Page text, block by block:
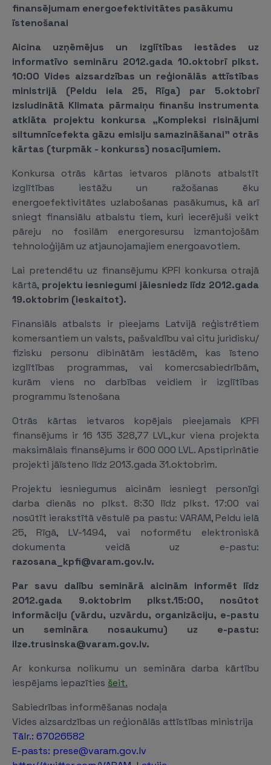
finansējumam energoefektivitātes pasākumu
īstenošanai
Aicina uzņēmējus un izglītības iestādes uz
informatīvo semināru 2012.gada 10.oktobrī plkst.
10:00 Vides aizsardzības un reģionālās attīstības
ministrijā (Peldu iela 25, Rīga) par 5.oktobrī
izsludinātā Klimata pārmaiņu finanšu instrumenta
atklāta projektu konkursa „Kompleksi risinājumi
siltumnīcefekta gāzu emisiju samazināšanai” otrās
kārtas (turpmāk - konkurss) nosacījumiem.
Konkursa otrās kārtas ietvaros plānots atbalstīt
izglītības iestāžu un ražošanas ēku
energoefektivitātes uzlabošanas pasākumus, kā arī
sniegt finansiālu atbalstu tiem, kuri iecerējuši veikt
pāreju no fosilām energoresursu izmantojošām
tehnoloģijām uz atjaunojamajiem energoavotiem.
Lai pretendētu uz finansējumu KPFI konkursa otrajā
kārtā, projektu iesniegumi jāiesniedz līdz 2012.gada
19.oktobrim (ieskaitot).
Finansiāls atbalsts ir pieejams Latvijā reģistrētiem
komersantiem un valsts, pašvaldību vai citu juridisku/
fizisku personu dibinātām iestādēm, kas īsteno
izglītības programmas, vai komercsabiedrībām,
kurām viens no darbības veidiem ir izglītības
programmu īstenošana
Otrās kārtas ietvaros kopējais pieejamais KPFI
finansējums ir 16 135 328,77 LVL,kur viena projekta
maksimālais finansējums ir 600 000 LVL. Apstiprinātie
projekti jāīsteno līdz 2013.gada 31.oktobrim.
Projektu iesniegumus aicinām iesniegt personīgi
darba dienās no plkst. 8:30 līdz plkst. 17:00 vai
nosūtīt ierakstītā vēstulē pa pastu: VARAM, Peldu ielā
25, Rīgā, LV-1494, vai noformētu elektroniskā
dokumenta veidā uz e-pastu:
razosana_kpfi@varam.gov.lv.
Par savu dalību seminārā aicinām informēt līdz
2012.gada 9.oktobrim plkst.15:00, nosūtot
informāciju (vārdu, uzvārdu, organizāciju, e-pastu
un semināra nosaukumu) uz e-pastu:
ilze.trusinska@varam.gov.lv.
Ar konkursa nolikumu un semināra darba kārtību
iespējams iepazīties šeit.
Sabiedrības informēšanas nodaļa
Vides aizsardzības un reģionālās attīstības ministrija
Tālr.: 67026582
E-pasts: prese@varam.gov.lv